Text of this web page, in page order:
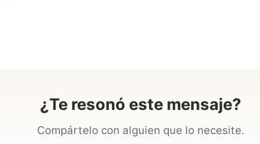
¿Te resonó este mensaje?
Compártelo con alguien que lo necesite.